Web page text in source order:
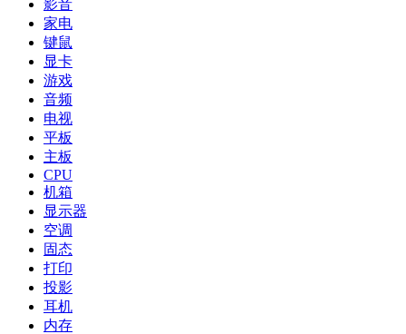
影音
家电
键鼠
显卡
游戏
音频
电视
平板
主板
CPU
机箱
显示器
空调
固态
打印
投影
耳机
内存